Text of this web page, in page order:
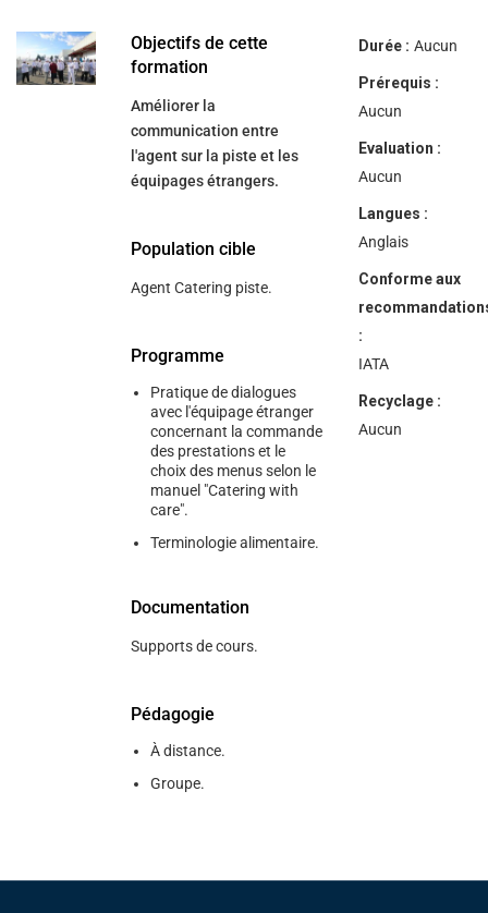
navigate
and
interact
Objectifs de cette
formation
Améliorer la
communication entre
l'agent sur la piste et les
équipages étrangers.
Population cible
Agent Catering piste.
Programme
Pratique de dialogues
avec l'équipage étranger
concernant la commande
des prestations et le
choix des menus selon le
manuel "Catering with
care".
Terminologie alimentaire.
Documentation
Supports de cours.
Pédagogie
À distance.
Groupe.
Durée : Aucun
Prérequis :
Aucun
Evaluation :
Aucun
Langues :
Anglais
Conforme aux
:
IATA
Recyclage :
Aucun